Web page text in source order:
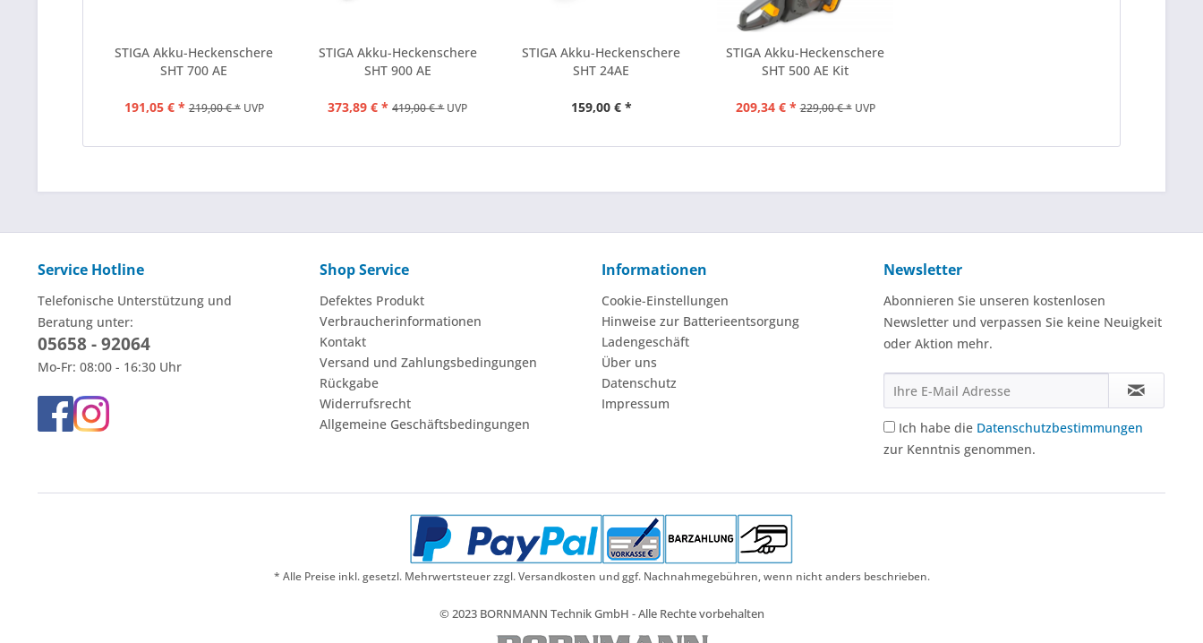
STIGA Akku-Heckenschere
SHT 700 AE
191,05 € * 219,00 € *UVP
STIGA Akku-Heckenschere
SHT 900 AE
373,89 € * 419,00 € *UVP
STIGA Akku-Heckenschere
SHT 24AE
159,00 € *
STIGA Akku-Heckenschere
SHT 500 AE Kit
209,34 € * 229,00 € *UVP
Service Hotline
Telefonische Unterstützung und
Beratung unter:
05658 - 92064
Mo-Fr: 08:00 - 16:30 Uhr
Shop Service
Defektes Produkt
Verbraucherinformationen
Kontakt
Versand und Zahlungsbedingungen
Rückgabe
Widerrufsrecht
Allgemeine Geschäftsbedingungen
Informationen
Cookie-Einstellungen
Hinweise zur Batterieentsorgung
Ladengeschäft
Über uns
Datenschutz
Impressum
Newsletter
Abonnieren Sie unseren kostenlosen
Newsletter und verpassen Sie keine Neuigkeit
oder Aktion mehr.
Ich habe die Datenschutzbestimmungen
zur Kenntnis genommen.
* Alle Preise inkl. gesetzl. Mehrwertsteuer zzgl. Versandkosten und ggf. Nachnahmegebühren, wenn nicht anders beschrieben.
© 2023 BORNMANN Technik GmbH - Alle Rechte vorbehalten